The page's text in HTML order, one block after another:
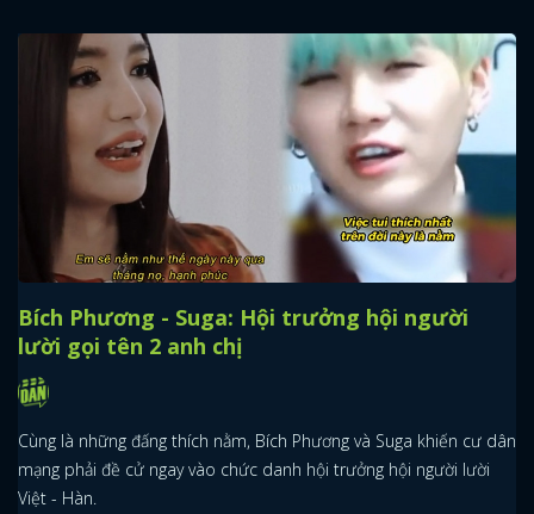
Bích Phương - Suga: Hội trưởng hội người
lười gọi tên 2 anh chị
Cùng là những đấng thích nằm, Bích Phương và Suga khiến cư dân
mạng phải đề cử ngay vào chức danh hội trưởng hội người lười
Việt - Hàn.